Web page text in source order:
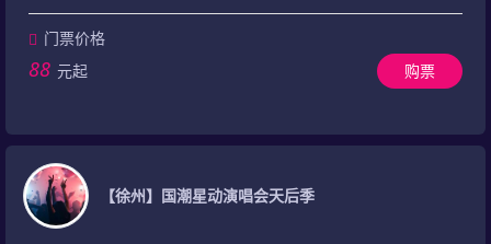
门票价格
88 元起 购票
【徐州】国潮星动演唱会天后季